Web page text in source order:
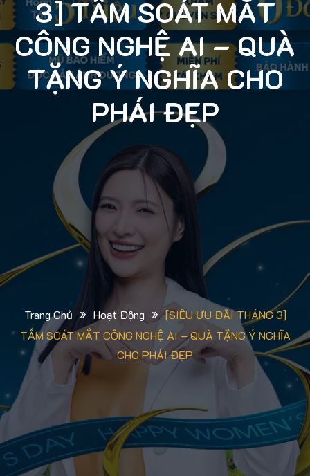
3] TẦM SOÁT MẮT
CÔNG NGHỆ AI – QUÀ
TẶNG Ý NGHĨA CHO
PHÁI ĐẸP
Trang Chủ » Hoạt Động » [SIÊU ƯU ĐÃI THÁNG 3]
TẦM SOÁT MẮT CÔNG NGHỆ AI – QUÀ TẶNG Ý NGHĨA
CHO PHÁI ĐẸP